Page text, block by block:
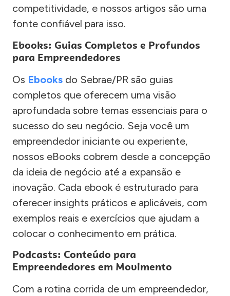
competitividade, e nossos artigos são uma
fonte confiável para isso.
Ebooks: Guias Completos e Profundos
para Empreendedores
Os Ebooks do Sebrae/PR são guias
completos que oferecem uma visão
aprofundada sobre temas essenciais para o
sucesso do seu negócio. Seja você um
empreendedor iniciante ou experiente,
nossos eBooks cobrem desde a concepção
da ideia de negócio até a expansão e
inovação. Cada ebook é estruturado para
oferecer insights práticos e aplicáveis, com
exemplos reais e exercícios que ajudam a
colocar o conhecimento em prática.
Podcasts: Conteúdo para
Empreendedores em Movimento
Com a rotina corrida de um empreendedor,